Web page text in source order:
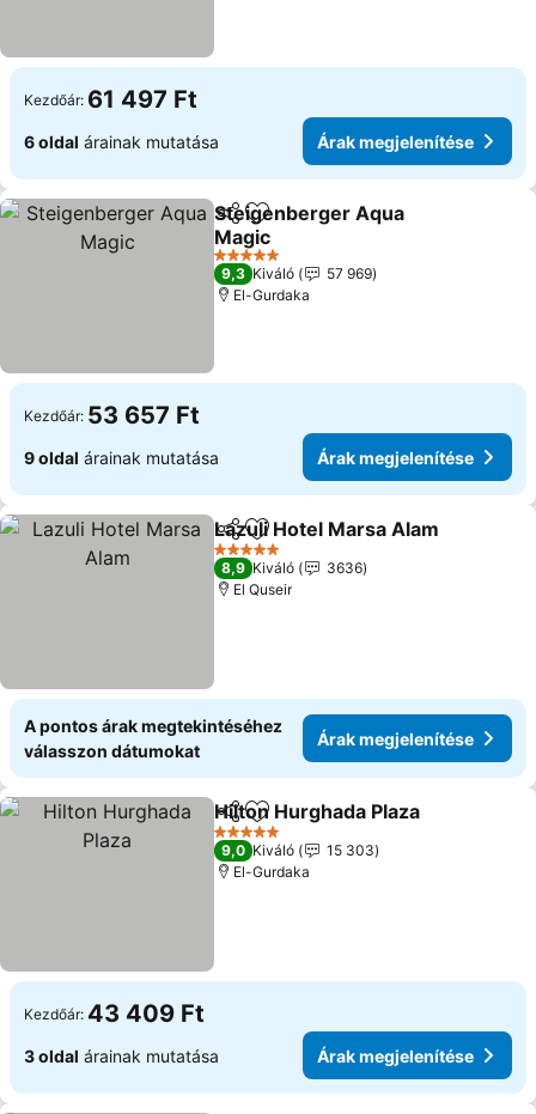
Kezdőár: 61 497 Ft
6 oldal árainak mutatása Árak megjelenítése
Megosztás
Hozzáadás a kedvencekhez
Steigenberger Aqua
Magic
5 Kategória
9,3 Kiváló
57 969
El-Gurdaka
Kezdőár: 53 657 Ft
9 oldal árainak mutatása Árak megjelenítése
Megosztás
Hozzáadás a kedvencekhez
Lazuli Hotel Marsa Alam
5 Kategória
8,9 Kiváló
3636
El Quseir
A pontos árak megtekintéséhez
válasszon dátumokat
Árak megjelenítése
Megosztás
Hozzáadás a kedvencekhez
Hilton Hurghada Plaza
5 Kategória
9,0 Kiváló
15 303
El-Gurdaka
Kezdőár: 43 409 Ft
3 oldal árainak mutatása Árak megjelenítése